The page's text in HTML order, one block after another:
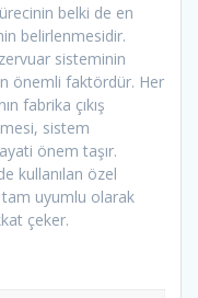
belki de en
belirlenmesidir.
sisteminin
önemli faktördür. Her
fabrika çıkış
sistem
önem taşır.
kullanılan özel
uyumlu olarak
çeker.